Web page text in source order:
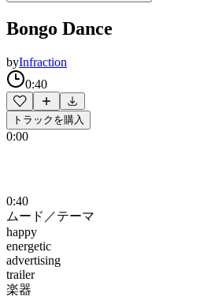
Bongo Dance
byInfraction
0:40
トラックを購入
0:00
0:40
ムード／テーマ
happy
energetic
advertising
trailer
楽器